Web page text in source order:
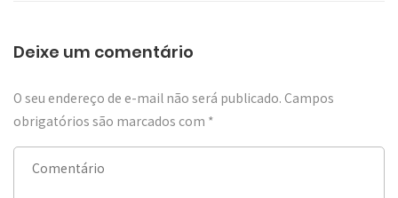
Deixe um comentário
O seu endereço de e-mail não será publicado. Campos
obrigatórios são marcados com *